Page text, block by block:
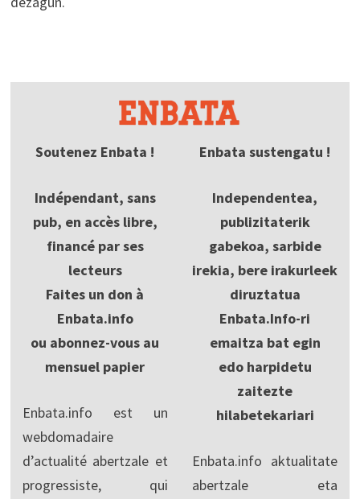
Soutenez Enbata !
Indépendant, sans
pub, en accès libre,
financé par ses
lecteurs
Faites un don à
Enbata.info
ou abonnez-vous au
mensuel papier
Enbata.info est un
webdomadaire
d’actualité abertzale et
progressiste, qui
Enbata sustengatu !
Independentea,
publizitaterik
gabekoa, sarbide
irekia, bere irakurleek
diruztatua
Enbata.Info-ri
emaitza bat egin
edo harpidetu
zaitezte
hilabetekariari
Enbata.info aktualitate
abertzale eta